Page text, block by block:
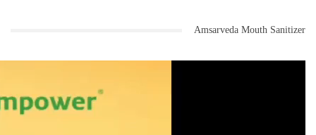
Amsarveda Mouth Sanitizer